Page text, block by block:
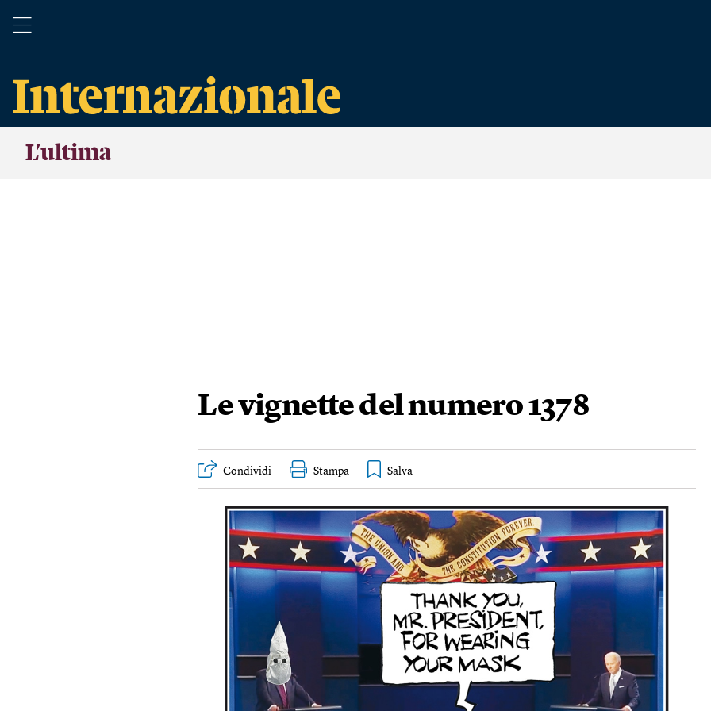
L’ultima
Le vignette del numero 1378
Condividi Stampa